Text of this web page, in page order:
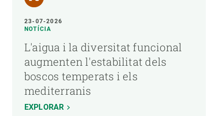
23-07-2026
NOTÍCIA
L'aigua i la diversitat funcional
augmenten l'estabilitat dels
boscos temperats i els
mediterranis
EXPLORAR